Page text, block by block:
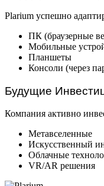
Plarium успешно
ПК (браузерные
Мобильные
Планшеты
Консоли (через
Будущие
Компания активно
Метавселенные
Искусственный
Облачные
VR/AR решения